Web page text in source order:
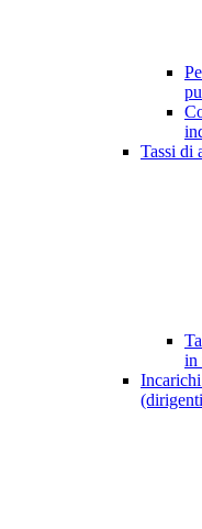
Tassi di
in